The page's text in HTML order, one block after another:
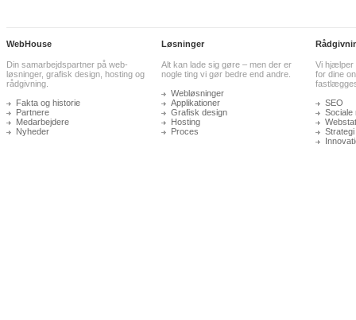
WebHouse
Din samarbejdspartner på web-
løsninger, grafisk design, hosting og
rådgivning.
Fakta og historie
Partnere
Medarbejdere
Nyheder
Løsninger
Alt kan lade sig gøre – men der er
nogle ting vi gør bedre end andre.
Webløsninger
Applikationer
Grafisk design
Hosting
Proces
Vi hjælper
for dine
SEO
Sociale
Strategi